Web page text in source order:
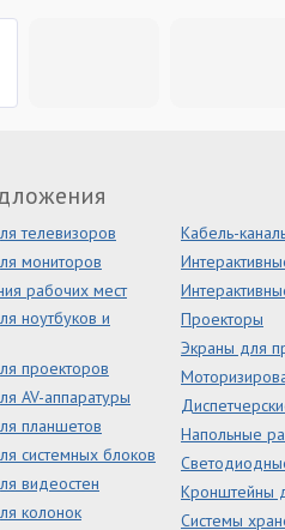
телевизоров
мониторов
рабочих мест
ноутбуков и
проекторов
AV-аппаратуры
планшетов
системных блоков
видеостен
колонок
Кабель-
Проекторы
Экраны для
Напольные
Кронштейны
Системы